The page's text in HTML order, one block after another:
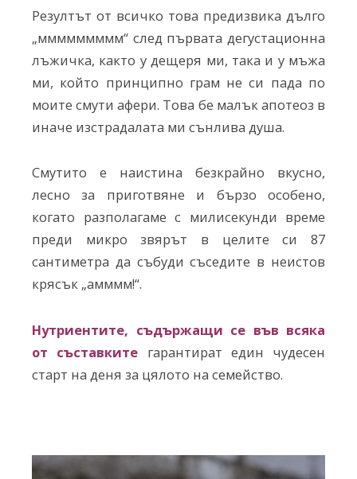
Резултът от всичко това предизвика дълго
„ммммммммм“ след първата дегустационна
лъжичка, както у дещеря ми, така и у мъжа
ми, който принципно грам не си пада по
моите смути афери. Това бе малък апотеоз в
иначе изстрадалата ми сънлива душа.
Смутито е наистина безкрайно вкусно,
лесно за приготвяне и бързо особено,
когато разполагаме с милисекунди време
преди микро звярът в целите си 87
сантиметра да събуди съседите в неистов
крясък „амммм!“.
Нутриентите, съдържащи се във всяка
от съставките гарантират един чудесен
старт на деня за цялото на семейство.